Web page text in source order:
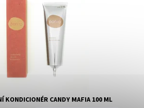
KONDICIONÉR CANDY MAFIA 100 ML